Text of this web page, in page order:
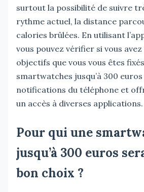
surtout la possibilité de suivre
rythme actuel, la distance
calories brûlées. En utilisant
vous pouvez vérifier si vous
objectifs que vous vous êtes
smartwatches jusqu’à 300
notifications du téléphone et
un accès à diverses applications.
Pour qui une
jusqu’à 300 euros
bon choix ?